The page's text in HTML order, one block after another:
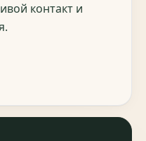
контакт и